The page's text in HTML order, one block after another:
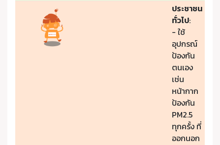
ประชาชน
ทั่วไป:
- ใช้
อุปกรณ์
ป้องกัน
ตนเอง
เช่น
หน้ากาก
ป้องกัน
PM2.5
ทุกครั้ง ที่
ออกนอก